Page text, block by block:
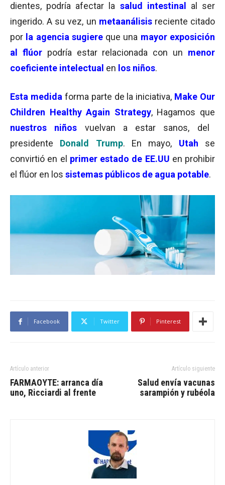
dientes, podría afectar la salud intestinal
al ser
ingerido. A su vez, un metaanálisis reciente citado
por la agencia sugiereque una mayor exposición
al flúorpodría estar relacionada con un menor
coeficiente intelectual en los niños.
Esta medida forma parte de la iniciativa, Make Our
Children Healthy Again Strategy, Hagamos que
nuestros niños
vuelvan a estar sanos, del
presidente Donald Trump. En mayo, Utah
se
convirtió en el primer estado de EE.UU en prohibir
el flúor en los sistemas públicos de agua potable.
Facebook Twitter Pinterest
Artículo anterior
FARMAOYTE: arranca día
uno, Ricciardi al frente
Artículo siguiente
Salud envía vacunas
sarampión y rubéola